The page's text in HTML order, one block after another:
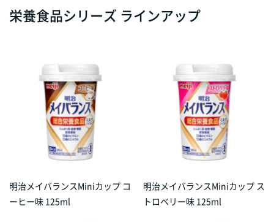
栄養食品シリーズ ラインアップ
明治メイバランスMiniカップ コ
ーヒー味 125ml
明治メイバランスMiniカップ ス
トロベリー味 125ml